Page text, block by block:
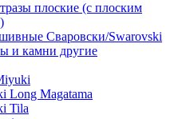
плоские (с плоским
Сваровски/Swarovski
и камни другие
Long Magatama
Tila